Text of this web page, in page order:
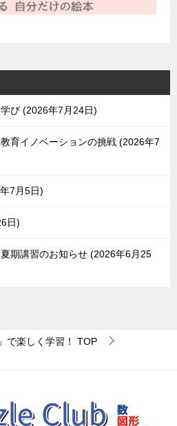
び 2026年7月24日
育イノベーションの挑戦
2026年7
7月5日
日
期講習のお知らせ
2026年6月25
で楽しく学習！
TOP